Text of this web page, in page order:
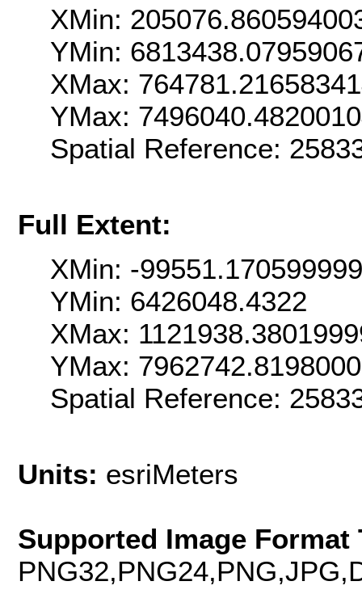
XMin:
YMin:
XMax:
YMax:
Spatial Reference:
Full Extent:
XMin: -
YMin: 6426048.4322
XMax:
YMax:
Spatial Reference:
Units: esriMeters
Supported Image Format